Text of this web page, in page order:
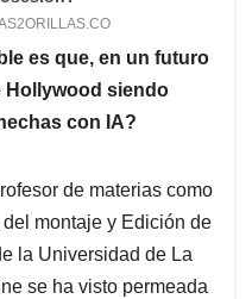
es que, en un futuro
Hollywood siendo
con IA?
de materias como
montaje y Edición de
la Universidad de La
se ha visto permeada